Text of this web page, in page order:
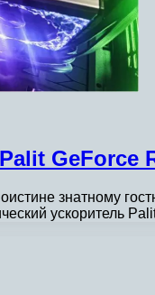
GeForce
знатному
ускоритель